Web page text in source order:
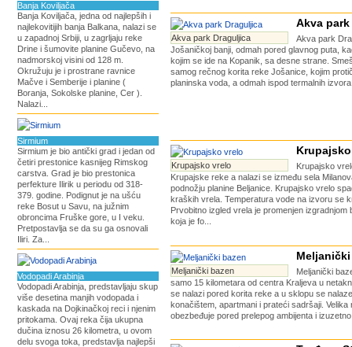
Banja Koviljača
Banja Koviljača, jedna od najlepših i
najlekovitijih banja Balkana, nalazi se
u zapadnoj Srbiji, u zagrljaju reke
Drine i šumovite planine Gučevo, na
nadmorskoj visini od 128 m.
Okružuju je i prostrane ravnice
Mačve i Semberije i planine (
Boranja, Sokolske planine, Cer ).
Nalazi...
Sirmium
Sirmium je bio antički grad i jedan od
četiri prestonice kasnijeg Rimskog
carstva. Grad je bio prestonica
perfekture Ilirik u periodu od 318-
379. godine. Podignut je na ušću
reke Bosut u Savu, na južnim
obroncima Fruške gore, u I veku.
Pretpostavlja se da su ga osnovali
Iliri. Za...
Vodopadi Arabinja
Vodopadi Arabinja, predstavljaju skup
više desetina manjih vodopada i
kaskada na Dojkinačkoj reci i njenim
pritokama. Ovaj reka čija ukupna
dučina iznosu 26 kilometra, u ovom
delu svoga toka, predstavlja najlepši
Akva park Draguljica
Akva
Akva park
Jošaničkoj banji, odmah pored glavnog puta,
kojim se ide na Kopanik, sa desne strane.
samog rečnog korita reke Jošanice, kojim
planinska voda, a odmah ispod termalnih
Krupajsko vrelo
Krupajsko
Krupajske reke a nalazi se između sela
podnožju planine Beljanice. Krupajsko vrelo
kraških vrela. Temperatura vode na izvoru se
Prvobitno izgled vrela je promenjen izgradnjom
koja je fo...
Meljanički bazen
Meljanički
samo 15 kilometara od centra Kraljeva u
se nalazi pored korita reke a u sklopu se
konačištem, apartmani i prateći sadršaji. Velika
obezbeđuje pored prelepog ambijenta i